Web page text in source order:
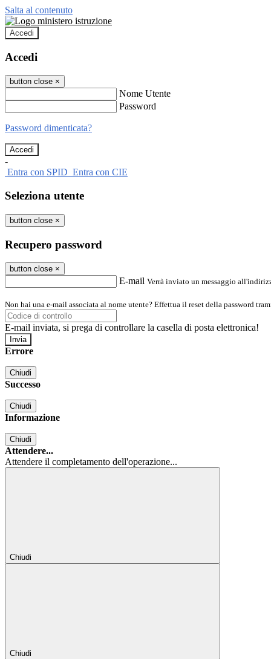
Salta al contenuto
Accedi
Accedi
button close ×
Nome Utente
Password
Password dimenticata?
-
Entra con SPID Entra con CIE
Seleziona utente
button close ×
Recupero password
button close ×
E-mail Verrà inviato un messaggio
Non hai una e-mail associata al nome utente? Effettua il reset della password
E-mail inviata, si prega di controllare la casella di posta elettronica!
Errore
Chiudi
Successo
Chiudi
Informazione
Chiudi
Attendere...
Attendere il completamento dell'operazione...
Chiudi
Chiudi